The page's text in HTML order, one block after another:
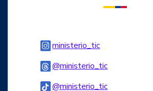
ministerio_ticLogo Instagram
@ministerio_ticLogo Threads
@ministerio_ticLogo Tiktok